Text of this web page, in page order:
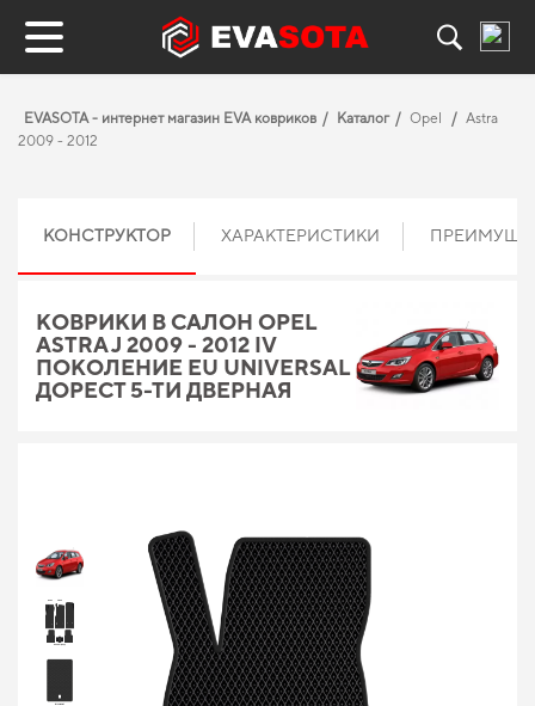
EVASOTA - интернет магазин EVA ковриков Каталог Opel
Astra
2009 - 2012
КОНСТРУКТОР ХАРАКТЕРИСТИКИ
КОВРИКИ В САЛОН OPEL
ASTRA J 2009 - 2012 IV
ПОКОЛЕНИЕ EU UNIVERSAL
ДОРЕСТ 5-ТИ ДВЕРНАЯ